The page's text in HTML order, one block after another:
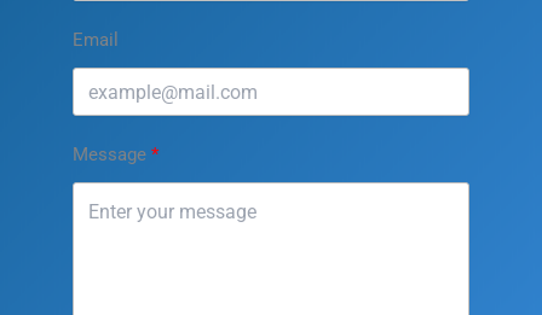
Email
Message